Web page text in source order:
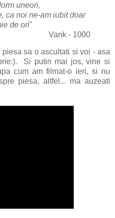
uneori,
ca noi ne-am iubit doar
de ori"
Vank - 1000
sa o ascultati si voi - asa
Si putin mai jos, vine si
cum am filmat-o ieri, si nu
piesa, altfel... ma auzeati